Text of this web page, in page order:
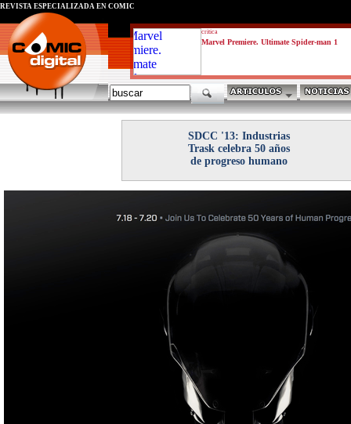
critica
Marvel Premiere. Ultimate Spider-man 1
REVISTA ESPECIALIZADA EN CÓMIC
SDCC '13: Industrias
Trask celebra 50 años
de progreso humano